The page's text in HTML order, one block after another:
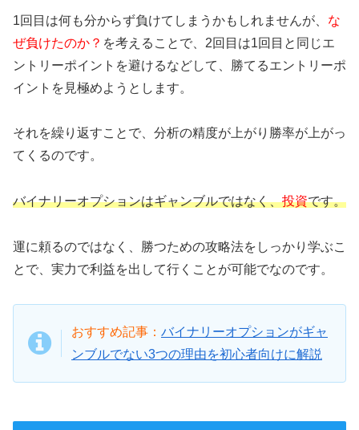
1回目は何も分からず負けてしまうかもしれませんが、 な
ぜ負けたのか？ を考えることで、2回目は1回目と同じエ
ントリーポイントを避けるなどして、勝てるエントリーポ
イントを見極めようとします。
それを繰り返すことで、分析の精度が上がり勝率が上がっ
てくるのです。
バイナリーオプションはギャンブルではなく、投資です。
運に頼るのではなく、勝つための攻略法をしっかり学ぶこ
とで、実力で利益を出して行くことが可能でなのです。
おすすめ記事： バイナリーオプションがギャ
ンブルでない3つの理由を初心者向けに解説